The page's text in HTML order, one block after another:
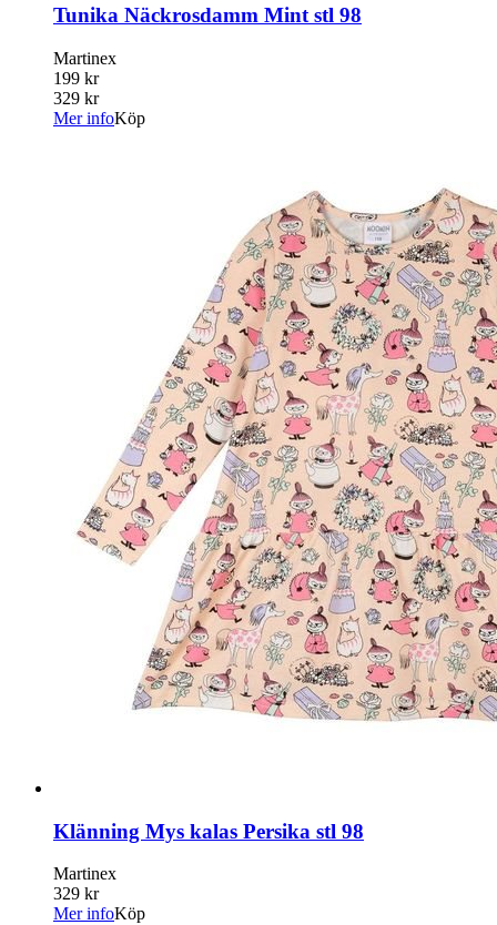
Tunika Näckrosdamm Mint stl 98
Martinex
199 kr
329 kr
Mer infoKöp
Klänning Mys kalas Persika stl 98
Martinex
329 kr
Mer infoKöp